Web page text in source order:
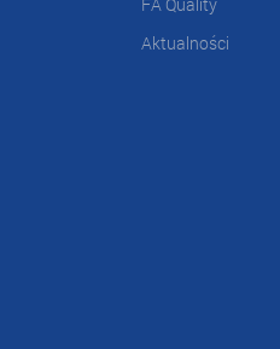
Aktualności